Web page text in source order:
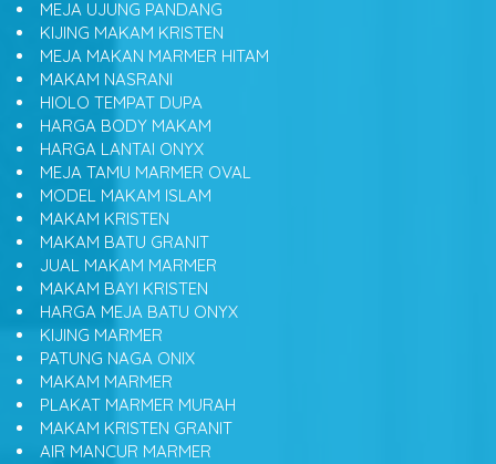
MEJA UJUNG PANDANG
KIJING MAKAM KRISTEN
MEJA MAKAN MARMER HITAM
MAKAM NASRANI
HIOLO TEMPAT DUPA
HARGA BODY MAKAM
HARGA LANTAI ONYX
MEJA TAMU MARMER OVAL
MODEL MAKAM ISLAM
MAKAM KRISTEN
MAKAM BATU GRANIT
JUAL MAKAM MARMER
MAKAM BAYI KRISTEN
HARGA MEJA BATU ONYX
KIJING MARMER
PATUNG NAGA ONIX
MAKAM MARMER
PLAKAT MARMER MURAH
MAKAM KRISTEN GRANIT
AIR MANCUR MARMER